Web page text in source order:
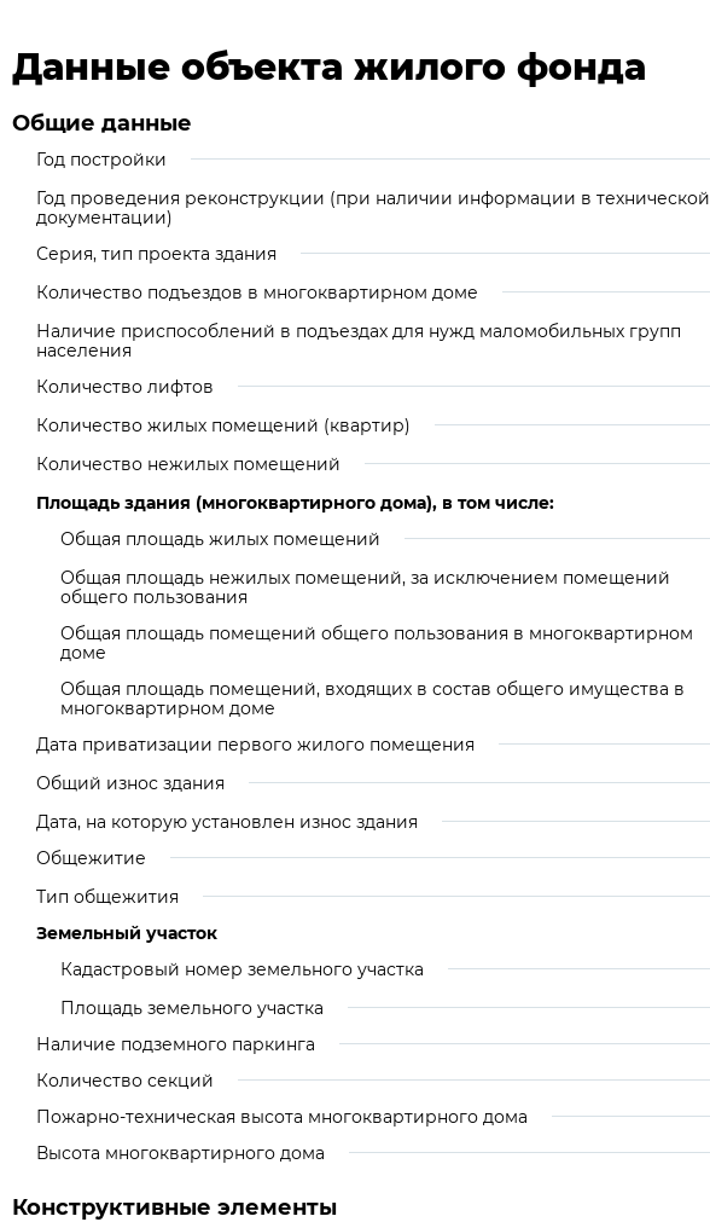
Данные объекта жилого фонда
Общие данные
Год постройки
Год проведения реконструкции (при наличии информации в технической
документации)
Серия, тип проекта здания
Количество подъездов в многоквартирном доме
Наличие приспособлений в подъездах для нужд маломобильных групп
населения
Количество лифтов
Количество жилых помещений (квартир)
Количество нежилых помещений
Площадь здания (многоквартирного дома), в том числе:
Общая площадь жилых помещений
Общая площадь нежилых помещений, за исключением помещений
общего пользования
Общая площадь помещений общего пользования в многоквартирном
доме
Общая площадь помещений, входящих в состав общего имущества в
многоквартирном доме
Дата приватизации первого жилого помещения
Общий износ здания
Дата, на которую установлен износ здания
Общежитие
Тип общежития
Земельный участок
Кадастровый номер земельного участка
Площадь земельного участка
Наличие подземного паркинга
Количество секций
Пожарно-техническая высота многоквартирного дома
Высота многоквартирного дома
Конструктивные элементы